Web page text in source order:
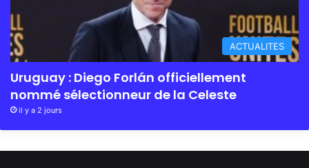
ACTUALITES
Uruguay : Diego Forlán officiellement
nommé sélectionneur de la Celeste
il y a 2 jours